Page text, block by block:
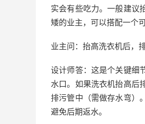
实会有些吃力。一般建议
矮的业主，可以搭配一个
业主问：抬高洗衣机后，
设计师答：这是个关键细
水口。如果洗衣机抬高后
排污管中（需做存水弯）
避免后期返水。